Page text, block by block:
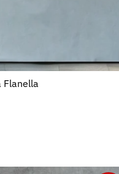
Flanella